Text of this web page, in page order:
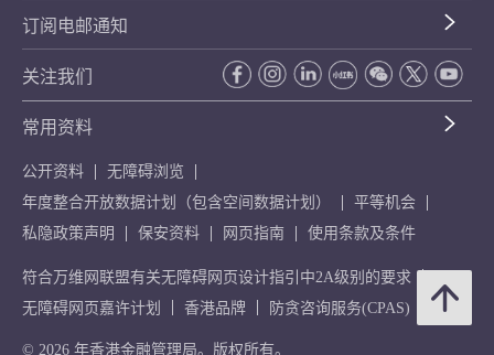
订阅电邮通知
关注我们
常用资料
公开资料
无障碍浏览
年度整合开放数据计划（包含空间数据计划）
平等机会
私隐政策声明
保安资料 网页指南 使用条款及条件
符合万维网联盟有关无障碍网页设计指引中2A级别的要求
无障碍网页嘉许计划
香港品牌 防贪咨询服务(CPAS)
© 2026 年香港金融管理局。版权所有。